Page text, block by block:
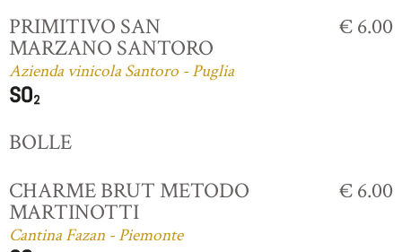
PRIMITIVO SAN
MARZANO SANTORO
Azienda vinicola Santoro - Puglia
€ 6.00
BOLLE
CHARME BRUT METODO
MARTINOTTI
Cantina Fazan - Piemonte
€ 6.00